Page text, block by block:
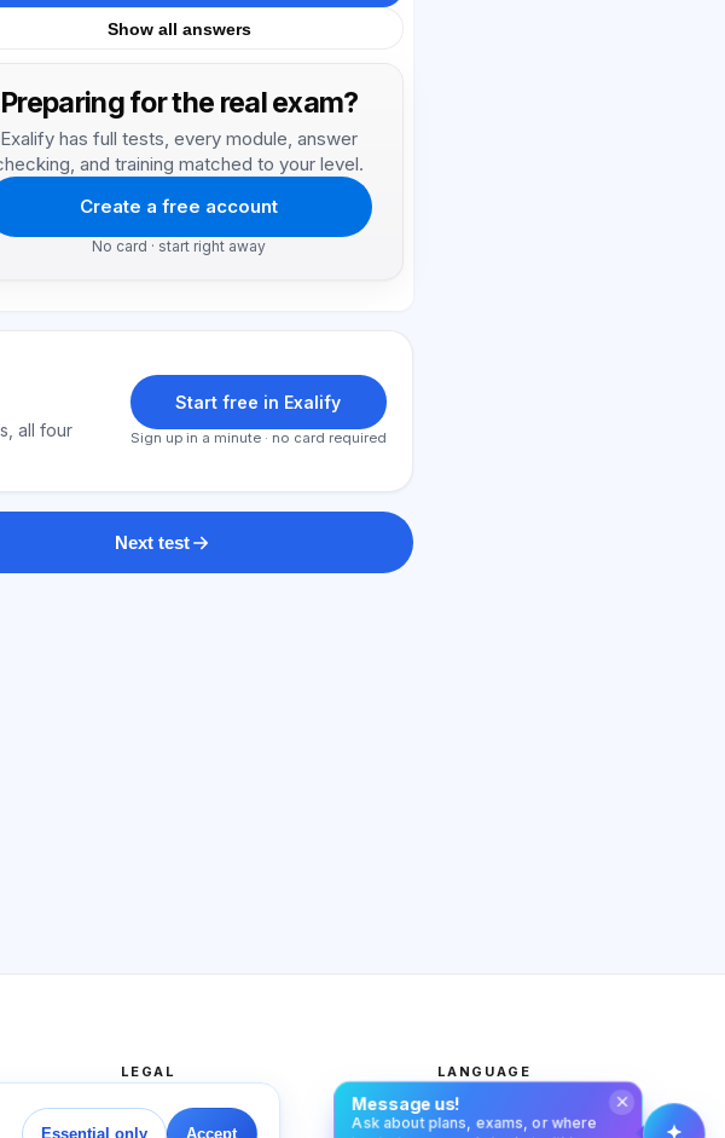
Show all answers
Preparing for the real exam?
Exalify has full tests, every module, answer
and training matched to your level.
Create a free account
No card · start right away
all four
Start free in Exalify
Sign up in a minute · no card required
Next test
LEGAL
Privacy policy
LANGUAGE
English
Message us!
Ask about plans, exams, or where
Essential only Accept